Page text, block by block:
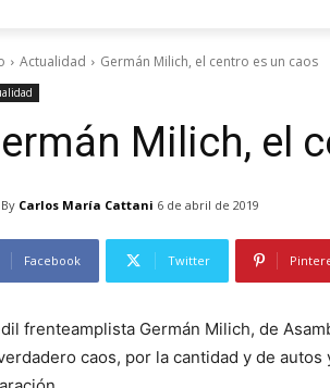
Actualidad Germán Milich, el centro es un caos
Milich, el
By Carlos María Cattani 6 de abril de 2019
Facebook Twitter
frenteamplista Germán Milich, de
caos, por la cantidad y de